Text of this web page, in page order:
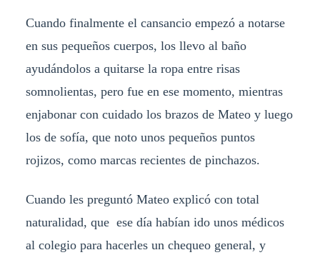
Cuando finalmente el cansancio empezó a notarse
en sus pequeños cuerpos, los llevo al baño
ayudándolos a quitarse la ropa entre risas
somnolientas, pero fue en ese momento, mientras
enjabonar con cuidado los brazos de Mateo y luego
los de sofía, que noto unos pequeños puntos
rojizos, como marcas recientes de pinchazos.
Cuando les preguntó Mateo explicó con total
naturalidad, que ese día habían ido unos médicos
al colegio para hacerles un chequeo general, y